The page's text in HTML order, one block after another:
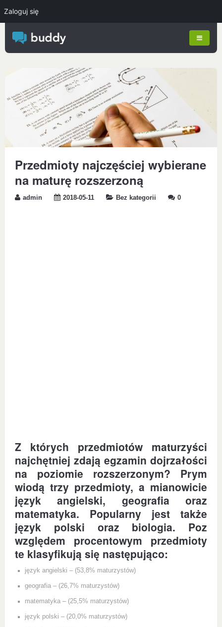
Przedmioty najczęściej wybierane
na maturę rozszerzoną
admin 2018-05-11 Bez kategorii 0
Z których przedmiotów maturzyści
najchętniej zdają egzamin dojrzałości
na poziomie rozszerzonym? Prym
wiodą trzy przedmioty, a mianowicie
język angielski, geografia oraz
matematyka. Popularny jest także
język polski oraz biologia. Poz
względem procentowym przedmioty
te klasyfikują się następująco:
język angielski – (53,8% maturzystów)
geografia – (26,7% maturzystów)
matematyka – (25,5% maturzystów)
język polski – (20,0% maturzystów)
Zaloguj się